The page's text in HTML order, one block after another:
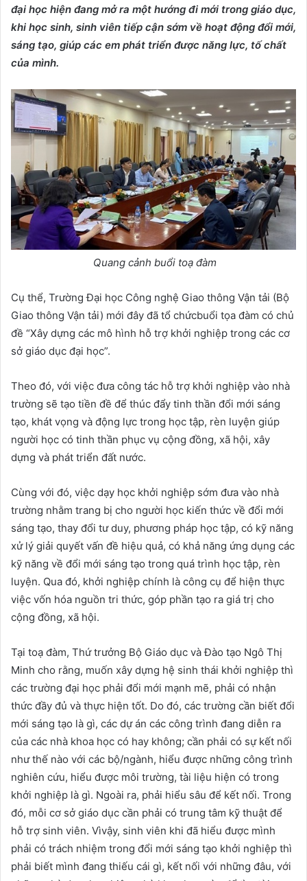
đại học hiện đang mở ra một hướng đi mới trong giáo dục,
khi học sinh, sinh viên tiếp cận sớm về hoạt động đổi mới,
sáng tạo, giúp các em phát triển được năng lực, tố chất
của mình.
Quang cảnh buổi toạ đàm
Cụ thể, Trường Đại học Công nghệ Giao thông Vận tải (Bộ
Giao thông Vận tải) mới đây đã tổ chứcbuổi tọa đàm có chủ
đề “Xây dựng các mô hình hỗ trợ khởi nghiệp trong các cơ
sở giáo dục đại học”.
Theo đó, với việc đưa công tác hỗ trợ khởi nghiệp vào nhà
trường sẽ tạo tiền đề để thúc đẩy tinh thần đổi mới sáng
tạo, khát vọng và động lực trong học tập, rèn luyện giúp
người học có tinh thần phục vụ cộng đồng, xã hội, xây
dựng và phát triển đất nước.
Cùng với đó, việc dạy học khởi nghiệp sớm đưa vào nhà
trường nhằm trang bị cho người học kiến thức về đổi mới
sáng tạo, thay đổi tư duy, phương pháp học tập, có kỹ năng
xử lý giải quyết vấn đề hiệu quả, có khả năng ứng dụng các
kỹ năng về đổi mới sáng tạo trong quá trình học tập, rèn
luyện. Qua đó, khởi nghiệp chính là công cụ để hiện thực
việc vốn hóa nguồn tri thức, góp phần tạo ra giá trị cho
cộng đồng, xã hội.
Tại toạ đàm, Thứ trưởng Bộ Giáo dục và Đào tạo Ngô Thị
Minh cho rằng, muốn xây dựng hệ sinh thái khởi nghiệp thì
các trường đại học phải đổi mới mạnh mẽ, phải có nhận
thức đầy đủ và thực hiện tốt. Do đó, các trường cần biết đổi
mới sáng tạo là gì, các dự án các công trình đang diễn ra
của các nhà khoa học có hay không; cần phải có sự kết nối
như thế nào với các bộ/ngành, hiểu được những công trình
nghiên cứu, hiểu được môi trường, tài liệu hiện có trong
khởi nghiệp là gì. Ngoài ra, phải hiểu sâu để kết nối. Trong
đó, mỗi cơ sở giáo dục cần phải có trung tâm kỹ thuật để
hỗ trợ sinh viên. Vìvậy, sinh viên khi đã hiểu được mình
phải có trách nhiệm trong đổi mới sáng tạo khởi nghiệp thì
phải biết mình đang thiếu cái gì, kết nối với những đâu, với